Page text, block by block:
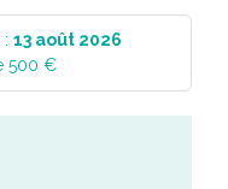
13 août 2026
500 €